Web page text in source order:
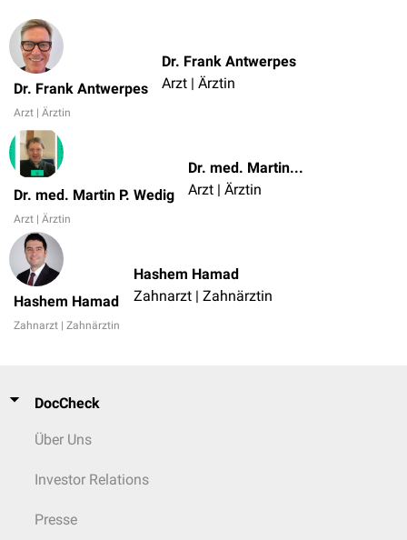
Dr. Frank Antwerpes
Arzt | Ärztin
Dr. Frank Antwerpes
Arzt | Ärztin
Dr. med. Martin P. Wedig
Arzt | Ärztin
Dr. med. Martin P. Wedig
Arzt | Ärztin
Hashem Hamad
Zahnarzt | Zahnärztin
Hashem Hamad
Zahnarzt | Zahnärztin
DocCheck
Über Uns
Investor Relations
Presse